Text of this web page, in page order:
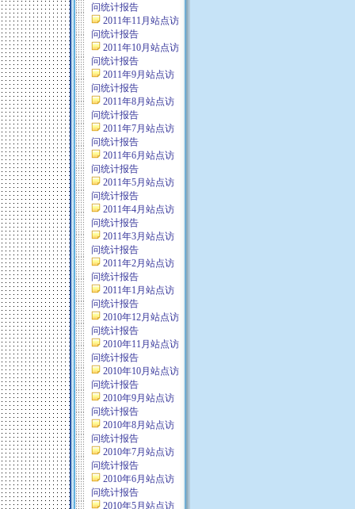
问统计报告
2011年11月站点访
问统计报告
2011年10月站点访
问统计报告
2011年9月站点访
问统计报告
2011年8月站点访
问统计报告
2011年7月站点访
问统计报告
2011年6月站点访
问统计报告
2011年5月站点访
问统计报告
2011年4月站点访
问统计报告
2011年3月站点访
问统计报告
2011年2月站点访
问统计报告
2011年1月站点访
问统计报告
2010年12月站点访
问统计报告
2010年11月站点访
问统计报告
2010年10月站点访
问统计报告
2010年9月站点访
问统计报告
2010年8月站点访
问统计报告
2010年7月站点访
问统计报告
2010年6月站点访
问统计报告
2010年5月站点访